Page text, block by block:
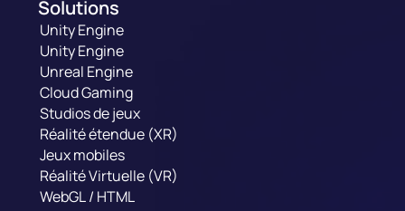
Solutions
Unity Engine
Unity Engine
Unreal Engine
Cloud Gaming
Studios de jeux
Réalité étendue (XR)
Jeux mobiles
Réalité Virtuelle (VR)
WebGL / HTML